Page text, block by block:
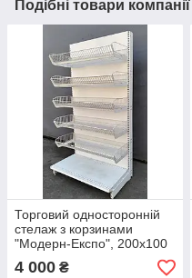
Подібні товари компанії
Торговий односторонній
стелаж з корзинами
"Модерн-Експо", 200х100
см., подіум + 5 корзин, Б/у
4 000 ₴